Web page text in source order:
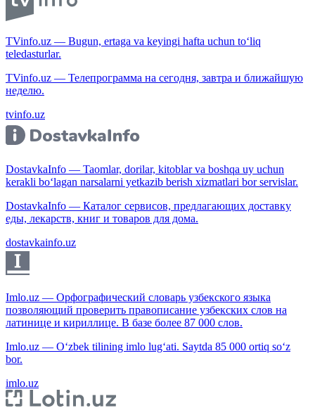
TVinfo.uz — Bugun, ertaga va keyingi hafta uchun to‘liq
teledasturlar.
TVinfo.uz — Телепрограмма на сегодня, завтра и ближайшую
неделю.
tvinfo.uz
DostavkaInfo — Taomlar, dorilar, kitoblar va boshqa uy uchun
kerakli bo‘lagan narsalarni yetkazib berish xizmatlari bor servislar.
DostavkaInfo — Каталог сервисов, предлагающих доставку
еды, лекарств, книг и товаров для дома.
dostavkainfo.uz
Imlo.uz — Орфографический словарь узбекского языка
позволяющий проверить правописание узбекских слов на
латинице и кириллице. В базе более 87 000 слов.
Imlo.uz — O‘zbek tilining imlo lug‘ati. Saytda 85 000 ortiq so‘z
bor.
imlo.uz